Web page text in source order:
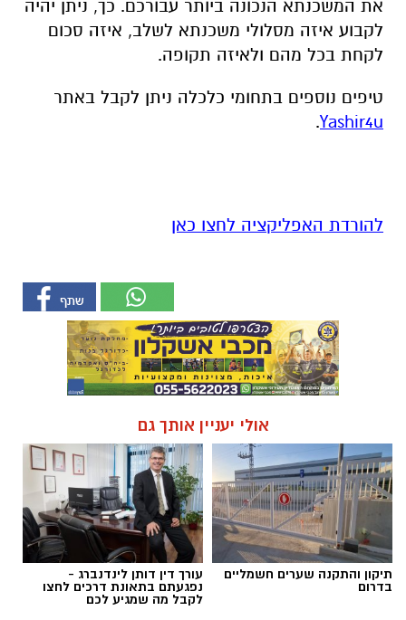
את המשכנתא הנכונה ביותר עבורכם. כך, ניתן יהיה
לקבוע איזה מסלולי משכנתא לשלב, איזה סכום
לקחת בכל מהם ולאיזה תקופה.
טיפים נוספים בתחומי כלכלה ניתן לקבל באתר
Yashir4u
.
להורדת האפליקציה לחצו כאן
אולי יעניין אותך גם
תיקון והתקנה שערים חשמליים
בדרום
עורך דין דותן לינדנברג -
נפגעתם בתאונת דרכים לחצו
לקבל מה שמגיע לכם